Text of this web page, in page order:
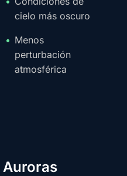
cielo más oscuro
Menos
perturbación
atmosférica
Auroras